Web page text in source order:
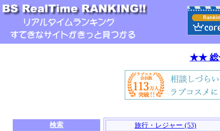
★★ 総
検索
旅行・レジャー (53)